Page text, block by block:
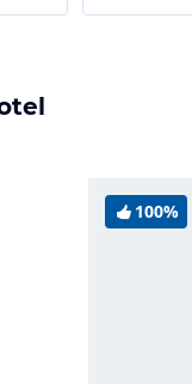
100%